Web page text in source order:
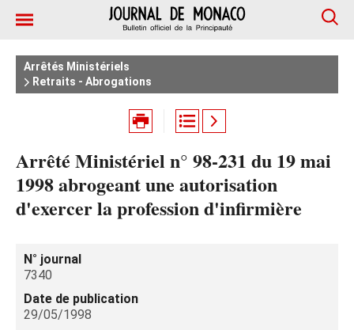
Arrêtés Ministériels
Retraits - Abrogations
Arrêté Ministériel n° 98-231 du 19 mai
1998 abrogeant une autorisation
d'exercer la profession d'infirmière
N° journal
7340
Date de publication
29/05/1998